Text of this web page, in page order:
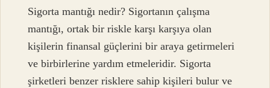
Sigorta mantığı nedir? Sigortanın çalışma
mantığı, ortak bir riskle karşı karşıya olan
kişilerin finansal güçlerini bir araya getirmeleri
ve birbirlerine yardım etmeleridir. Sigorta
şirketleri benzer risklere sahip kişileri bulur ve